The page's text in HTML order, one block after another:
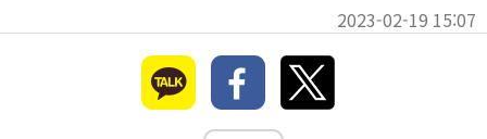
2023-02-19 15:07